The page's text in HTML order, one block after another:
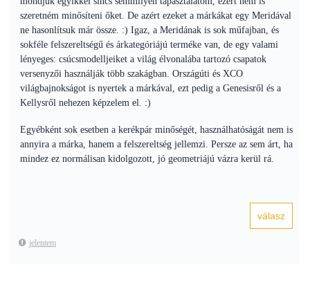
szeretném minősíteni őket. De azért ezeket a márkákat egy Meridával
ne hasonlítsuk már össze. :) Igaz, a Meridának is sok műfajban, és
sokféle felszereltségű és árkategóriájú terméke van, de egy valami
lényeges: csúcsmodelljeiket a világ élvonalába tartozó csapatok
versenyzői használják több szakágban. Országúti és XCO
világbajnokságot is nyertek a márkával, ezt pedig a Genesisről és a
Kellysről nehezen képzelem el. :)
Egyébként sok esetben a kerékpár minőségét, használhatóságát nem is
annyira a márka, hanem a felszereltség jellemzi. Persze az sem árt, ha
mindez ez normálisan kidolgozott, jó geometriájú vázra kerül rá.
jelentem